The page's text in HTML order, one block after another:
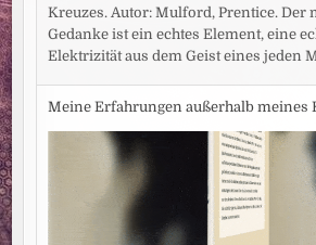
Kreuzes. Autor: Mulford, Prentice. Der
Gedanke ist ein echtes Element, eine
Elektrizität aus dem Geist eines jeden
Meine Erfahrungen außerhalb meines